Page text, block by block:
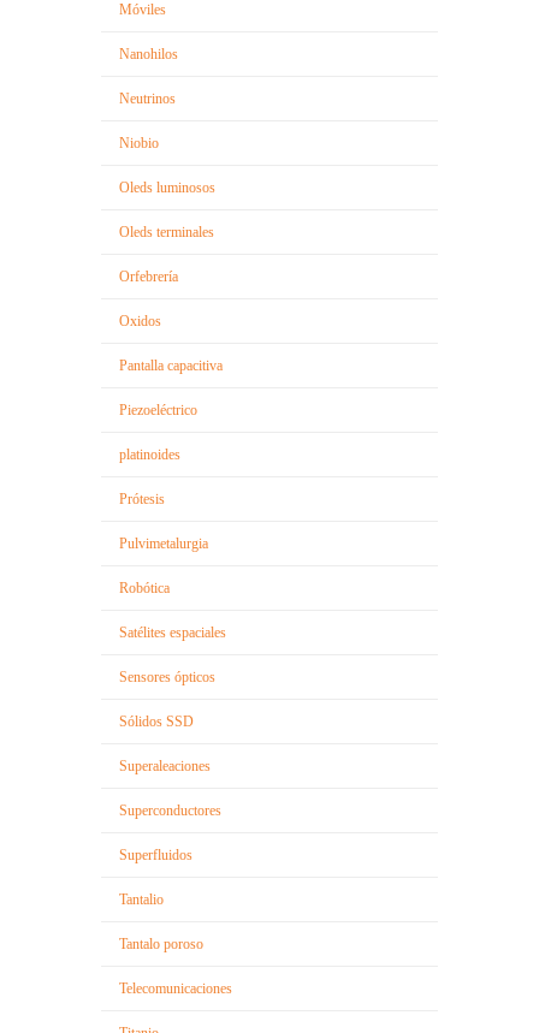
Móviles
Nanohilos
Neutrinos
Niobio
Oleds luminosos
Oleds terminales
Orfebrería
Oxidos
Pantalla capacitiva
Piezoeléctrico
platinoides
Prótesis
Pulvimetalurgia
Robótica
Satélites espaciales
Sensores ópticos
Sólidos SSD
Superaleaciones
Superconductores
Superfluidos
Tantalio
Tantalo poroso
Telecomunicaciones